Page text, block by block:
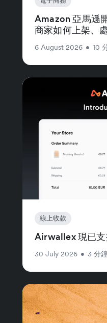
Amazon 亞馬遜
商家如何上架、
6 August 2026 • 10
線上收款
Airwallex 現已
30 July 2026 • 3 分鐘